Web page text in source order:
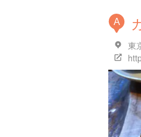
A
東